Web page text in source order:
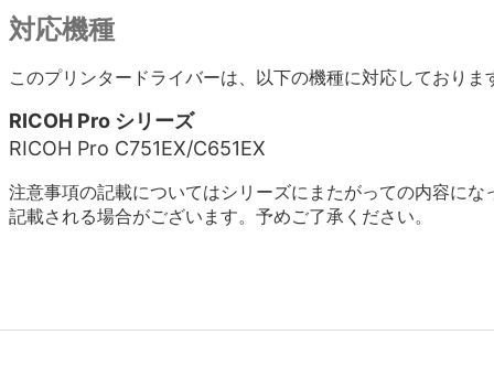
対応機種
このプリンタードライバーは、以下の機種に対応しておりま
RICOH Pro シリーズ
RICOH Pro C751EX/C651EX
注意事項の記載についてはシリーズにまたがっての内容に
記載される場合がございます。予めご了承ください。